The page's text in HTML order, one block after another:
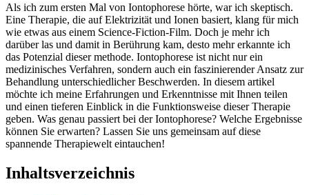
Als ‍ich zum ersten Mal von Iontophorese hörte, war ich skeptisch.
Eine Therapie, die auf Elektrizität und Ionen‌ basiert, klang für‍ mich
wie etwas aus⁤ einem Science-Fiction-Film. Doch je mehr ich
darüber las und damit in Berührung kam, desto mehr erkannte ich​
das Potenzial ⁤dieser methode.‌ Iontophorese ist nicht nur ein
⁤medizinisches⁢ Verfahren, sondern auch ein faszinierender Ansatz zur
Behandlung unterschiedlicher Beschwerden.⁣ In diesem artikel
möchte ich meine Erfahrungen und Erkenntnisse mit Ihnen teilen
und einen tieferen Einblick in die Funktionsweise dieser Therapie
geben. Was genau ‌passiert‌ bei‍ der Iontophorese? Welche Ergebnisse
können Sie erwarten? Lassen Sie uns gemeinsam auf diese
spannende Therapiewelt eintauchen!
Inhaltsverzeichnis